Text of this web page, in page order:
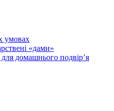
умовах
«дами»
домашнього подвір’я